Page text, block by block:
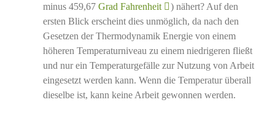
minus 459,67 Grad Fahrenheit
) nähert? Auf den
ersten Blick erscheint dies unmöglich, da nach den
Gesetzen der Thermodynamik Energie von einem
höheren Temperaturniveau zu einem niedrigeren fließt
und nur ein Temperaturgefälle zur Nutzung von Arbeit
eingesetzt werden kann. Wenn die Temperatur überall
dieselbe ist, kann keine Arbeit gewonnen werden.